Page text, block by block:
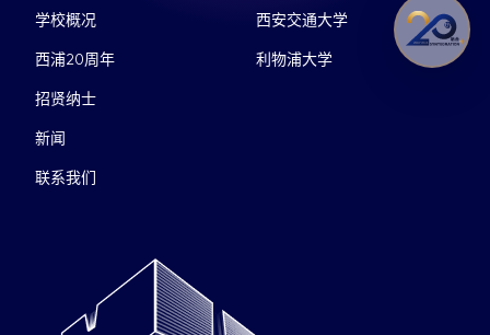
学校概况
西浦20周年
招贤纳士
新闻
联系我们
西安交通大学
利物浦大学